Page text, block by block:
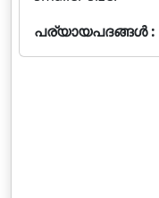
പര്യായപദങ്ങൾ :